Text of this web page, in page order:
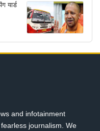
यार्ड
and infotainment
journalism. We